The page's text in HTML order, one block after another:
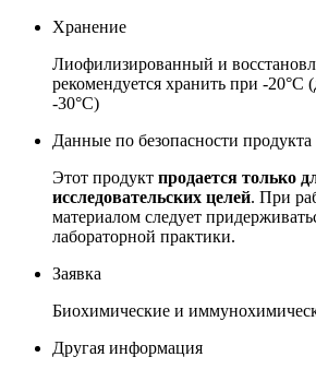
Хранение
Лиофилизированный и
рекомендуется хранить при -20°C
-30°C)
Данные по безопасности продукта
Этот продукт продается только
исследовательских целей. При
материалом следует
лабораторной практики.
Заявка
Биохимические и
Другая информация